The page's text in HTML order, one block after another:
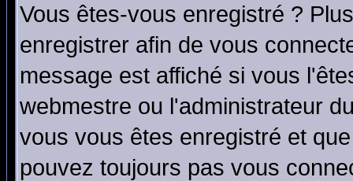
Vous êtes-vous enregistré ?
enregistrer afin de vous
message est affiché si vous
webmestre ou l'administrateur
vous vous êtes enregistré et
pouvez toujours pas vous